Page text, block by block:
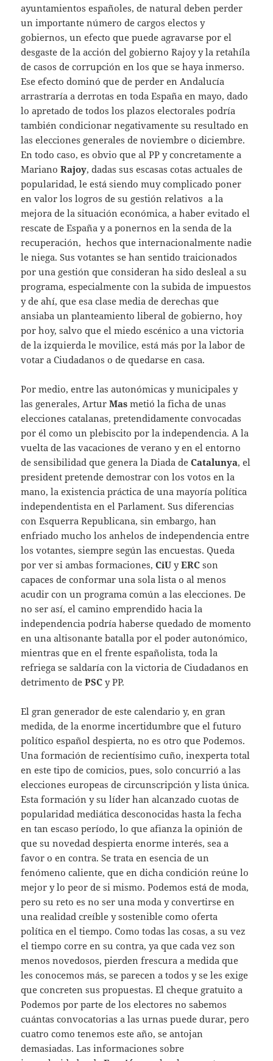
ayuntamientos españoles, de natural deben perder
un importante número de cargos electos y
gobiernos, un efecto que puede agravarse por el
desgaste de la acción del gobierno Rajoy y la retahíla
de casos de corrupción en los que se haya inmerso.
Ese efecto dominó que de perder en Andalucía
arrastraría a derrotas en toda España en mayo, dado
lo apretado de todos los plazos electorales podría
también condicionar negativamente su resultado en
las elecciones generales de noviembre o diciembre.
En todo caso, es obvio que al PP y concretamente a
MarianoRajoy, dadas sus escasas cotas actuales de
popularidad, le está siendo muy complicado poner
en valor los logros de su gestión relativos a la
mejora de la situación económica, a haber evitado el
rescate de España y a ponernos en la senda de la
recuperación, hechos que internacionalmente nadie
le niega. Sus votantes se han sentido traicionados
por una gestión que consideran ha sido desleal a su
programa, especialmente con la subida de impuestos
y de ahí, que esa clase media de derechas que
ansiaba un planteamiento liberal de gobierno, hoy
por hoy, salvo que el miedo escénico a una victoria
de la izquierda le movilice, está más por la labor de
votar a Ciudadanos o de quedarse en casa.
Por medio, entre las autonómicas y municipales y
las generales, ArturMas metió la ficha de unas
elecciones catalanas, pretendidamente convocadas
por él como un plebiscito por la independencia. A la
vuelta de las vacaciones de verano y en el entorno
de sensibilidad que genera la Diada de Catalunya, el
president pretende demostrar con los votos en la
mano, la existencia práctica de una mayoría política
independentista en el Parlament. Sus diferencias
con Esquerra Republicana, sin embargo, han
enfriado mucho los anhelos de independencia entre
los votantes, siempre según las encuestas. Queda
por ver si ambas formaciones, CiU yERCson
capaces de conformar una sola lista o al menos
acudir con un programa común a las elecciones. De
no ser así, el camino emprendido hacia la
independencia podría haberse quedado de momento
en una altisonante batalla por el poder autonómico,
mientras que en el frente españolista, toda la
refriega se saldaría con la victoria de Ciudadanos en
detrimento dePSC y PP.
El gran generador de este calendario y, en gran
medida, de la enorme incertidumbre que el futuro
político español despierta, no es otro que Podemos.
Una formación de recientísimo cuño, inexperta total
en este tipo de comicios, pues, solo concurrió a las
elecciones europeas de circunscripción y lista única.
Esta formación y su líder han alcanzado cuotas de
popularidad mediática desconocidas hasta la fecha
en tan escaso período, lo que afianza la opinión de
que su novedad despierta enorme interés, sea a
favor o en contra. Se trata en esencia de un
fenómeno caliente, que en dicha condición reúne lo
mejor y lo peor de si mismo. Podemos está de moda,
pero su reto es no ser una moda y convertirse en
una realidad creíble y sostenible como oferta
política en el tiempo. Como todas las cosas, a su vez
el tiempo corre en su contra, ya que cada vez son
menos novedosos, pierden frescura a medida que
les conocemos más, se parecen a todos y se les exige
que concreten sus propuestas. El cheque gratuito a
Podemos por parte de los electores no sabemos
cuántas convocatorias a las urnas puede durar, pero
cuatro como tenemos este año, se antojan
demasiadas. Las informaciones sobre